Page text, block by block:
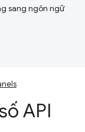
sang ngôn ngữ
API